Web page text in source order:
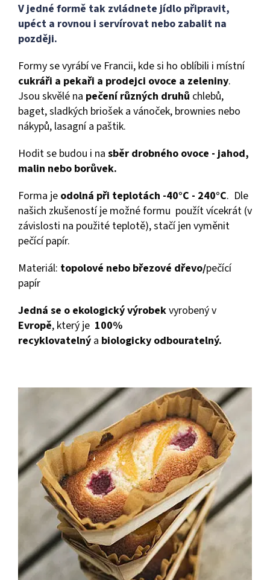
V jedné formě tak zvládnete jídlo připravit,
upéct a rovnou i servírovat nebo zabalit na
později.
Formy se vyrábí ve Francii, kde si ho oblíbili i místní
cukráři a pekaři a prodejci ovoce a zeleniny.
Jsou skvělé na pečení různých druhů chlebů,
baget, sladkých briošek a vánoček, brownies nebo
nákypů, lasagní a paštik.
Hodit se budou i na sběr drobného ovoce - jahod,
malin nebo borůvek.
Forma je odolná při teplotách -40°C - 240°C. Dle
našich zkušeností je možné formu použít vícekrát (v
závislosti na použité teplotě), stačí jen vyměnit
pečící papír.
Materiál: topolové nebo březové dřevo/pečící
papír
Jedná se o ekologický výrobekvyrobený v
Evropě, který je 100%
recyklovatelný a biologicky odbouratelný.